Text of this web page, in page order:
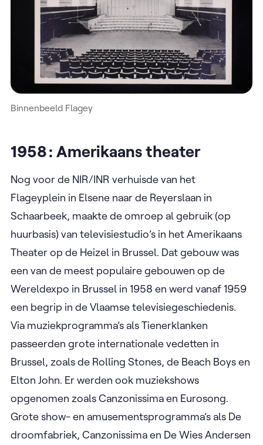
Binnenbeeld Flagey
1958 : Amerikaans theater
Nog voor de NIR/INR verhuisde van het
Flageyplein in Elsene naar de Reyerslaan in
Schaarbeek, maakte de omroep al gebruik (op
huurbasis) van televisiestudio’s in het Amerikaans
Theater op de Heizel in Brussel. Dat gebouw was
een van de meest populaire gebouwen op de
Wereldexpo in Brussel in 1958 en werd vanaf 1959
een begrip in de Vlaamse televisiegeschiedenis.
Via muziekprogramma’s als Tienerklanken
passeerden grote internationale vedetten in
Brussel, zoals de Rolling Stones, de Beach Boys en
Elton John. Er werden ook muziekshows
opgenomen zoals Canzonissima en Eurosong.
Grote show- en amusementsprogramma’s als De
droomfabriek, Canzonissima en De Wies Andersen